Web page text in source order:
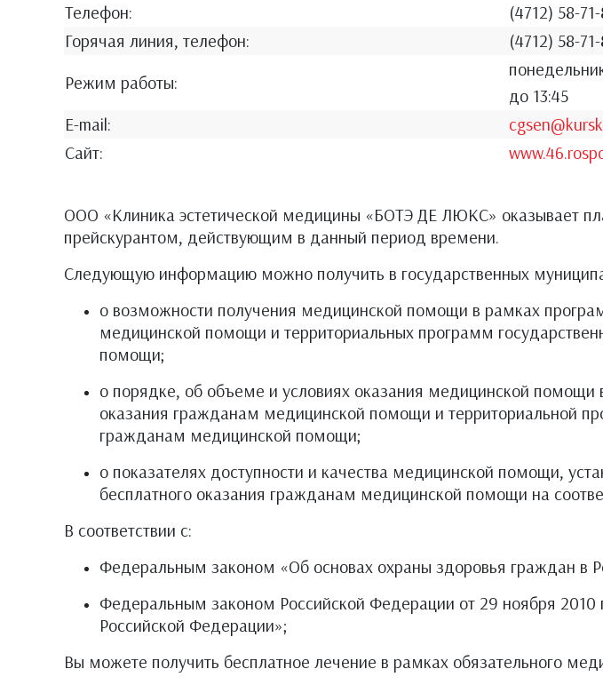
Телефон:
(4712) 58-
Горячая линия, телефон:
(4712) 58-
Режим работы:
до 13:45
E-mail:
Сайт:
ООО «Клиника эстетической медицины «БОТЭ ДЕ ЛЮКС» оказывает
прейскурантом, действующим в данный период времени.
Следующую информацию можно получить в государственных
о возможности получения медицинской помощи в рамках
медицинской помощи и территориальных программ
помощи;
о порядке, об объеме и условиях оказания медицинской помощи
оказания гражданам медицинской помощи и территориальной
гражданам медицинской помощи;
о показателях доступности и качества медицинской помощи,
бесплатного оказания гражданам медицинской помощи на
В соответствии с:
Федеральным законом «Об основах охраны здоровья граждан в
Федеральным законом Российской Федерации от 29 ноября
Российской Федерации»;
Вы можете получить бесплатное лечение в рамках обязательного